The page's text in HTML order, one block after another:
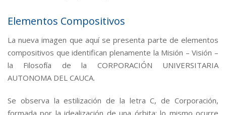
Elementos Compositivos
La nueva imagen que aquí se presenta parte de elementos
compositivos que identifican plenamente la Misión – Visión –
la Filosofía de la CORPORACIÓN UNIVERSITARIA
AUTONOMA DEL CAUCA.
Se observa la estilización de la letra C, de Corporación,
formada por la idealización de una órbita; lo mismo ocurre